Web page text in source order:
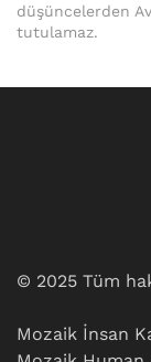
düşüncelerden
tutulamaz.
© 2025 Tüm
Mozaik İnsan